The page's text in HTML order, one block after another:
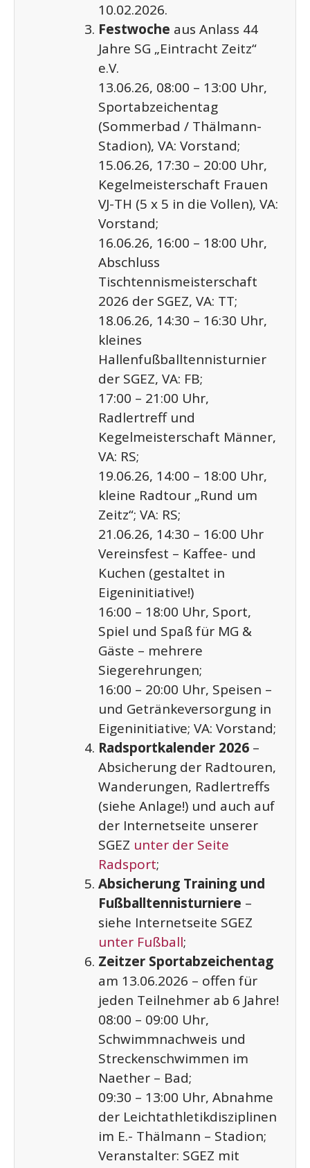
10.02.2026.
Festwoche aus Anlass 44
Jahre SG „Eintracht Zeitz“
e.V.
13.06.26, 08:00 – 13:00 Uhr,
Sportabzeichentag
(Sommerbad / Thälmann-
Stadion), VA: Vorstand;
15.06.26, 17:30 – 20:00 Uhr,
Kegelmeisterschaft Frauen
VJ-TH (5 x 5 in die Vollen), VA:
Vorstand;
16.06.26, 16:00 – 18:00 Uhr,
Abschluss
Tischtennismeisterschaft
2026 der SGEZ, VA: TT;
18.06.26, 14:30 – 16:30 Uhr,
kleines
Hallenfußballtennisturnier
der SGEZ, VA: FB;
17:00 – 21:00 Uhr,
Radlertreff und
Kegelmeisterschaft Männer,
VA: RS;
19.06.26, 14:00 – 18:00 Uhr,
kleine Radtour „Rund um
Zeitz“; VA: RS;
21.06.26, 14:30 – 16:00 Uhr
Vereinsfest – Kaffee- und
Kuchen (gestaltet in
Eigeninitiative!)
16:00 – 18:00 Uhr, Sport,
Spiel und Spaß für MG &
Gäste – mehrere
Siegerehrungen;
16:00 – 20:00 Uhr, Speisen –
und Getränkeversorgung in
Eigeninitiative; VA: Vorstand;
Radsportkalender 2026 –
Absicherung der Radtouren,
Wanderungen, Radlertreffs
(siehe Anlage!) und auch auf
der Internetseite unserer
SGEZ unter der Seite
Radsport;
Absicherung Training und
Fußballtennisturniere –
siehe Internetseite SGEZ
unter Fußball;
Zeitzer Sportabzeichentag
am 13.06.2026 – offen für
jeden Teilnehmer ab 6 Jahre!
08:00 – 09:00 Uhr,
Schwimmnachweis und
Streckenschwimmen im
Naether – Bad;
09:30 – 13:00 Uhr, Abnahme
der Leichtathletikdisziplinen
im E.- Thälmann – Stadion;
Veranstalter: SGEZ mit